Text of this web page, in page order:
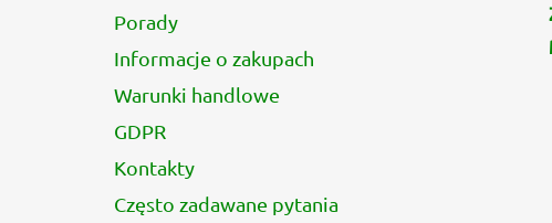
Porady
Informacje o zakupach
Warunki handlowe
GDPR
Kontakty
Często zadawane pytania